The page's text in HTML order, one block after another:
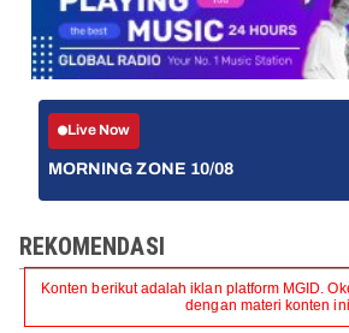
Live Now
MORNING ZONE 10/08